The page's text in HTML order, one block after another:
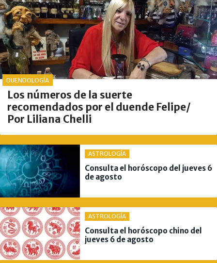
DUENDOLOGÍA
Los números de la suerte
recomendados por el duende Felipe/
Por Liliana Chelli
ASTROLOGÍA
Consulta el horóscopo del jueves 6
de agosto
ASTROLOGÍA
Consulta el horóscopo chino del
jueves 6 de agosto